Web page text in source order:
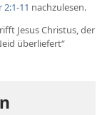
2:1-11 nachzulesen.
Jesus Christus, der
überliefert“